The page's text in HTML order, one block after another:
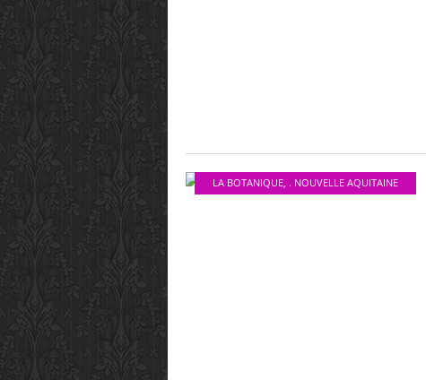
LA BOTANIQUE, . NOUVELLE AQUITAINE